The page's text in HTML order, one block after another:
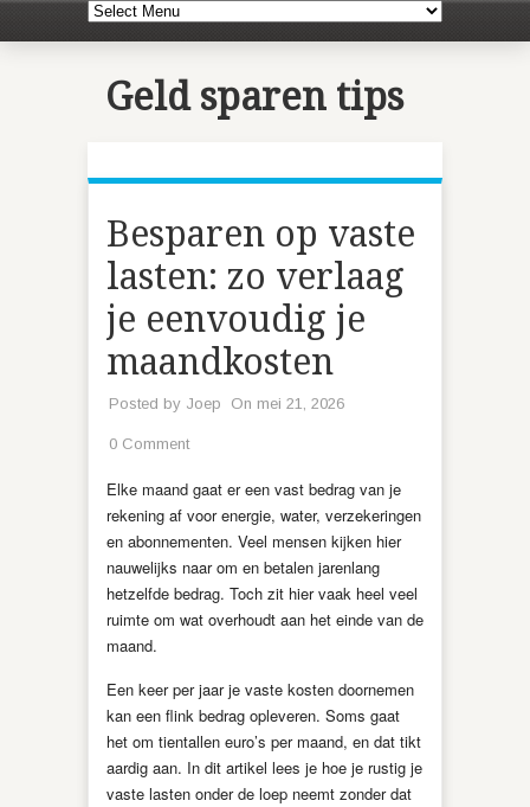
Geld sparen tips
Besparen op vaste
lasten: zo verlaag
je eenvoudig je
maandkosten
Posted by Joep On mei 21, 2026
0 Comment
Elke maand gaat er een vast bedrag van je
rekening af voor energie, water, verzekeringen
en abonnementen. Veel mensen kijken hier
nauwelijks naar om en betalen jarenlang
hetzelfde bedrag. Toch zit hier vaak heel veel
ruimte om wat overhoudt aan het einde van de
maand.
Een keer per jaar je vaste kosten doornemen
kan een flink bedrag opleveren. Soms gaat
het om tientallen euro’s per maand, en dat tikt
aardig aan. In dit artikel lees je hoe je rustig je
vaste lasten onder de loep neemt zonder dat